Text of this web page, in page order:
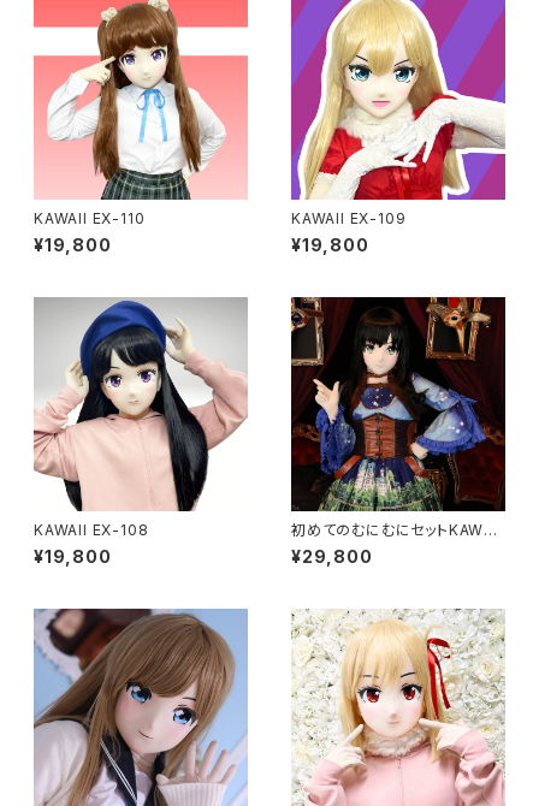
KAWAII EX-110
¥19,800
KAWAII EX-109
¥19,800
KAWAII EX-108
¥19,800
初めてのむにむにセットKAWAII
EX-37
¥29,800